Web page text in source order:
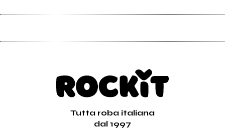
Tutta roba italiana
dal 1997